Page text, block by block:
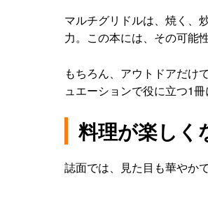
マルチグリドルは、焼く、
力。この本には、その可能
もちろん、アウトドアだけ
ュエーションで役に立つ1冊
料理が楽しく
誌面では、見た目も華やか